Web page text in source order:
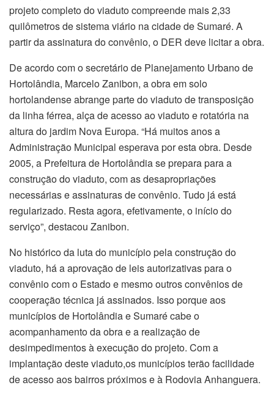
projeto completo do viaduto compreende mais 2,33
quilômetros de sistema viário na cidade de Sumaré. A
partir da assinatura do convênio, o DER deve licitar a obra.
De acordo com o secretário de Planejamento Urbano de
Hortolândia, Marcelo Zanibon, a obra em solo
hortolandense abrange parte do viaduto de transposição
da linha férrea, alça de acesso ao viaduto e rotatória na
altura do jardim Nova Europa. “Há muitos anos a
Administração Municipal esperava por esta obra. Desde
2005, a Prefeitura de Hortolândia se prepara para a
construção do viaduto, com as desapropriações
necessárias e assinaturas de convênio. Tudo já está
regularizado. Resta agora, efetivamente, o início do
serviço”, destacou Zanibon.
No histórico da luta do município pela construção do
viaduto, há a aprovação de leis autorizativas para o
convênio com o Estado e mesmo outros convênios de
cooperação técnica já assinados. Isso porque aos
municípios de Hortolândia e Sumaré cabe o
acompanhamento da obra e a realização de
desimpedimentos à execução do projeto. Com a
implantação deste viaduto,os municípios terão facilidade
de acesso aos bairros próximos e à Rodovia Anhanguera.